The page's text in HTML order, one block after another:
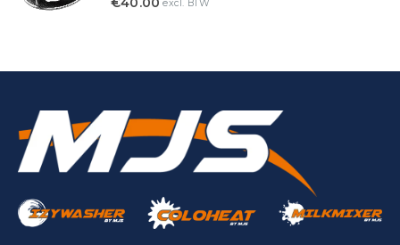
€40.00 excl. BTW